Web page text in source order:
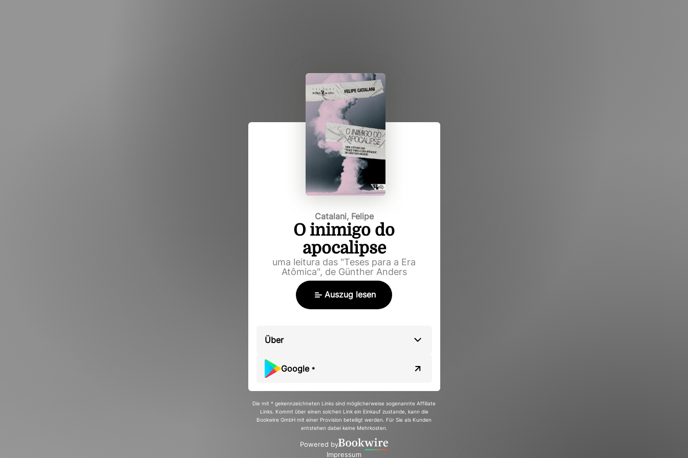
Catalani, Felipe
O inimigo do
apocalipse
uma leitura das "Teses para a Era
Atômica", de Günther Anders
Auszug lesen
Über
Google *
Die mit * gekennzeichneten Links sind möglicherweise sogenannte Affiliate
Links. Kommt über einen solchen Link ein Einkauf zustande, kann die
Bookwire GmbH mit einer Provision beteiligt werden. Für Sie als Kunden
entstehen dabei keine Mehrkosten.
Powered by
Impressum